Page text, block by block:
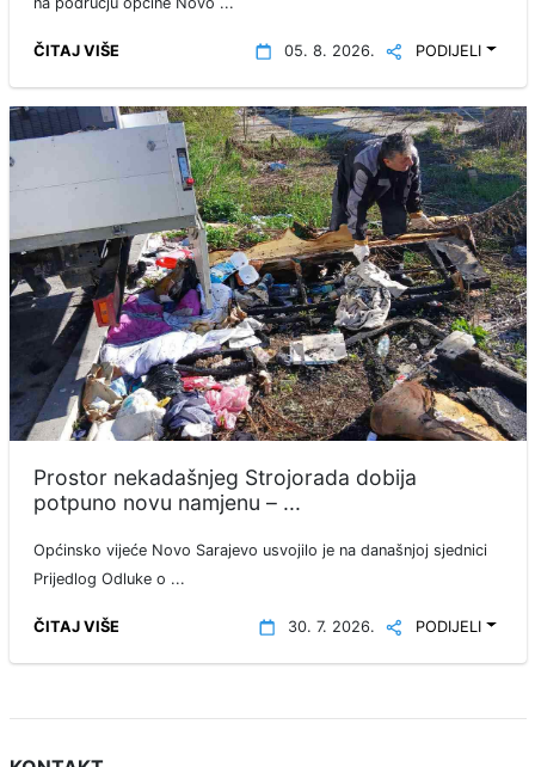
ČITAJ VIŠE 05. 8. 2026. PODIJELI
Prostor nekadašnjeg Strojorada dobija
potpuno novu namjenu – ...
Općinsko vijeće Novo Sarajevo usvojilo je na današnjoj sjednici
Prijedlog Odluke o ...
ČITAJ VIŠE 30. 7. 2026. PODIJELI